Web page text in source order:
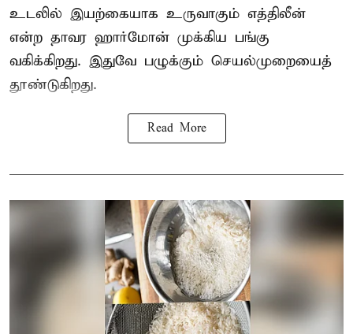
உடலில் இயற்கையாக உருவாகும் எத்திலீன்
என்ற தாவர ஹார்மோன் முக்கிய பங்கு
வகிக்கிறது. இதுவே பழுக்கும் செயல்முறையைத்
தூண்டுகிறது.
Read More